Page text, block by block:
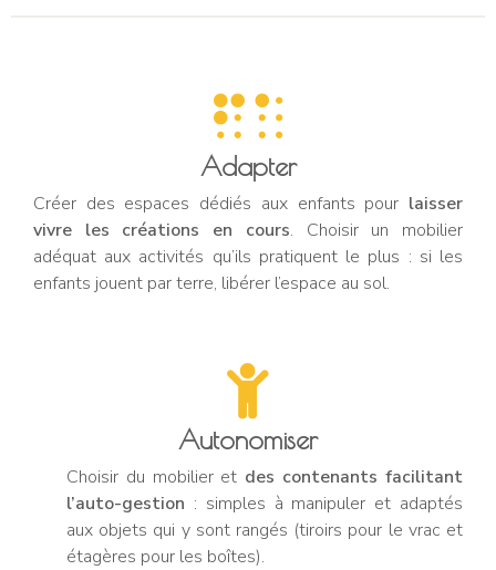
Adapter
Créer des espaces dédiés aux enfants pour laisser
vivre les créations en cours. Choisir un mobilier
adéquat aux activités qu’ils pratiquent le plus : si les
enfants jouent par terre, libérer l’espace au sol.
Autonomiser
Choisir du mobilier et des contenants facilitant
l’auto-gestion : simples à manipuler et adaptés
aux objets qui y sont rangés (tiroirs pour le vrac et
étagères pour les boîtes).